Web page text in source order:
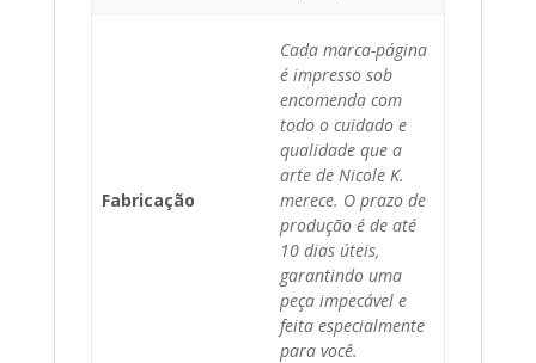
Fabricação
Cada marca-página
é impresso sob
encomenda com
todo o cuidado e
qualidade que a
arte de Nicole K.
merece. O prazo de
produção é de até
10 dias úteis,
garantindo uma
peça impecável e
feita especialmente
para você.